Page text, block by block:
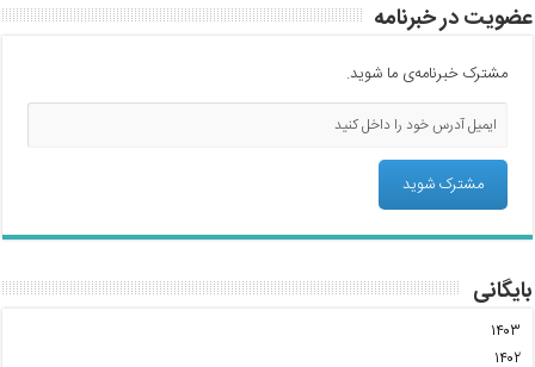
عضویت در خبرنامه
مشترک خبرنامه‌ی ما شوید.
بایگانی
۱۴۰۳
۱۴۰۲